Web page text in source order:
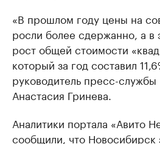
«В прошлом году цены на
росли более сдержанно, а в
рост общей стоимости
который за год составил
руководитель пресс-службы
Анастасия Гринева.
Аналитики портала «Авито
сообщили, что Новосибирск